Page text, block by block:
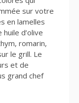
sur votre
en lamelles
d’olive
romarin,
le grill. Le
et de
grand chef